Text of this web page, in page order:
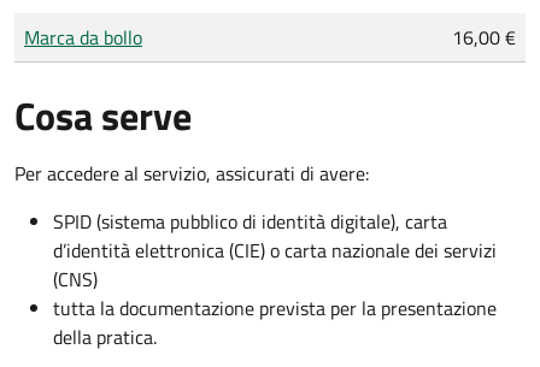
Tipo di pagamento
Importo
Marca da bollo 16,00 €
Cosa serve
Per accedere al servizio, assicurati di avere:
SPID (sistema pubblico di identità digitale), carta
d’identità elettronica (CIE) o carta nazionale dei servizi
(CNS)
tutta la documentazione prevista per la presentazione
della pratica.